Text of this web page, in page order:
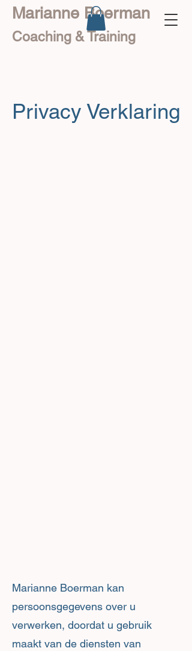
Marianne Boerman
Coaching & Training
Privacy Verklaring
Marianne Boerman kan
persoonsgegevens over u
verwerken, doordat u gebruik
maakt van de diensten van